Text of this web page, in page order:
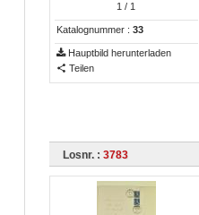
1 / 1
Katalognummer : 33
Hauptbild herunterladen
Teilen
Losnr. : 3783